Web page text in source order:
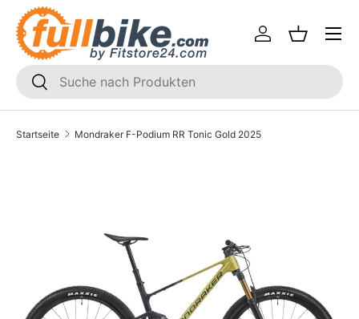
Direkt zum Inhalt
SUCHEN
Suchen
Einloggen
Menü
Startseite Mondraker F-Podium RR Tonic Gold 2025